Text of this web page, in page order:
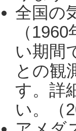
全国の
（
い期間
との観
す。詳
い。（